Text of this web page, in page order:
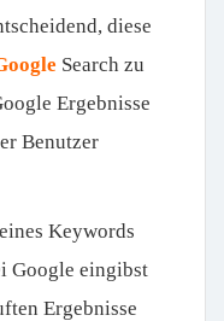
diese
Search zu
Ergebnisse
Benutzer
Keywords
Google eingibst
Ergebnisse